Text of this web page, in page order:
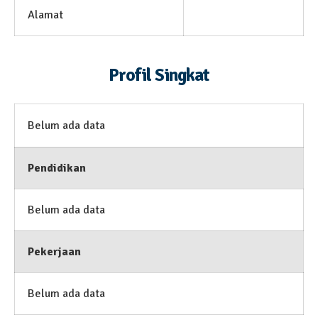
Alamat
Profil Singkat
Belum ada data
Pendidikan
Belum ada data
Pekerjaan
Belum ada data